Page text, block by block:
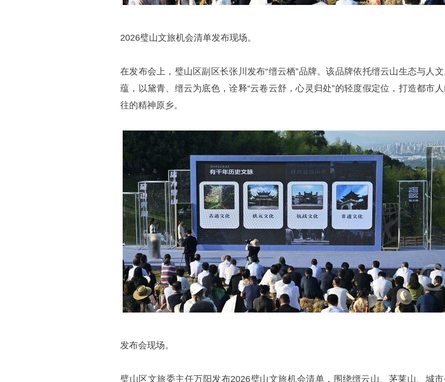
2026璧山文旅机会清单发布现场。
在发布会上，璧山区副区长张川发布“缙云栖”品牌。该品牌依托缙云山生态与人
蕴，以黛青、缙云为底色，诠释“云卷云舒，心灵归处”的轻度假定位，打造都市
往的精神原乡。
发布会现场。
璧山区文旅委主任万阳发布2026璧山文旅机会清单，围绕缙云山、茅莱山、城